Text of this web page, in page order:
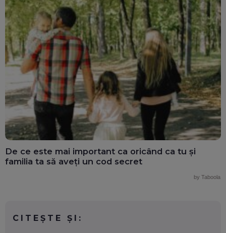
De ce este mai important ca oricând ca tu și
familia ta să aveți un cod secret
by Taboola
CITEȘTE ȘI: